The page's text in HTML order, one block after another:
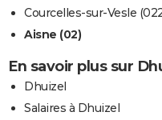
Courcelles-sur-Vesle
Aisne (02)
En savoir plus sur
Dhuizel
Salaires à Dhuizel